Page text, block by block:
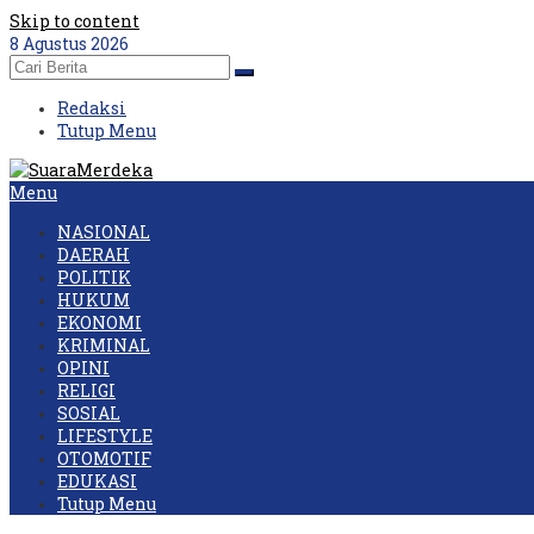
Skip to content
8 Agustus 2026
Redaksi
Tutup Menu
Menu
NASIONAL
DAERAH
POLITIK
HUKUM
EKONOMI
KRIMINAL
OPINI
RELIGI
SOSIAL
LIFESTYLE
OTOMOTIF
EDUKASI
Tutup Menu